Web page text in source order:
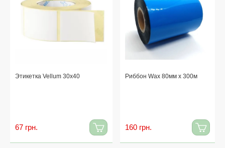
Этикетка Vellum 30x40
67 грн.
Риббон Wax 80мм x 300м
160 грн.